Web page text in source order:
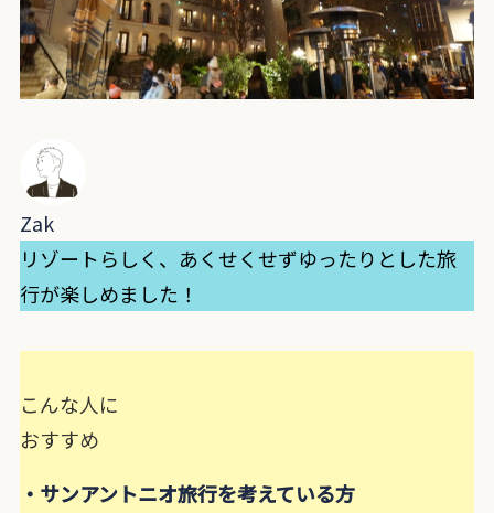
Zak
リゾートらしく、あくせくせずゆったりとした旅
行が楽しめました！
こんな人に
おすすめ
・サンアントニオ旅行を考えている方